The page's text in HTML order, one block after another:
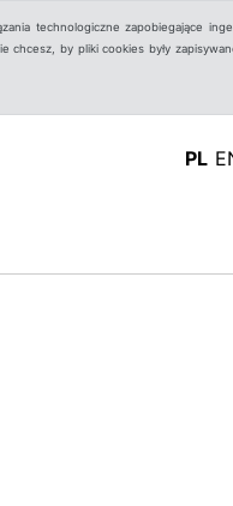
technologiczne zapobiegające
chcesz, by pliki cookies były
PL